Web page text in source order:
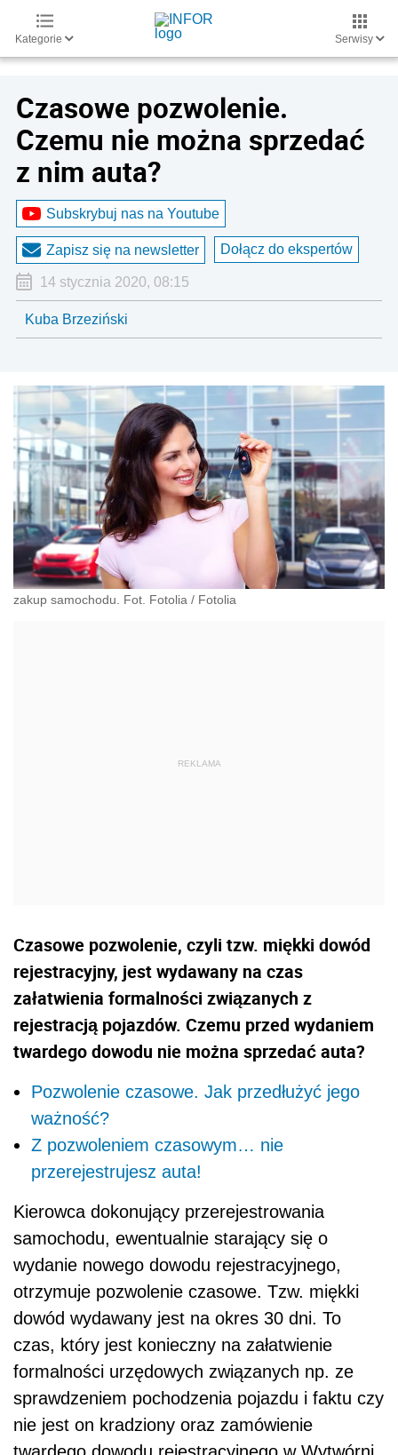
Kategorie Serwisy
Czasowe pozwolenie.
Czemu nie można sprzedać
z nim auta?
Subskrybuj nas na Youtube
Zapisz się na newsletter Dołącz do ekspertów
14 stycznia 2020, 08:15
Kuba Brzeziński
zakup samochodu. Fot. Fotolia / Fotolia
Czasowe pozwolenie, czyli tzw. miękki dowód
rejestracyjny, jest wydawany na czas
załatwienia formalności związanych z
rejestracją pojazdów. Czemu przed wydaniem
twardego dowodu nie można sprzedać auta?
Pozwolenie czasowe. Jak przedłużyć jego
ważność?
Z pozwoleniem czasowym… nie
przerejestrujesz auta!
Kierowca dokonujący przerejestrowania
samochodu, ewentualnie starający się o
wydanie nowego dowodu rejestracyjnego,
otrzymuje pozwolenie czasowe. Tzw. miękki
dowód wydawany jest na okres 30 dni. To
czas, który jest konieczny na załatwienie
formalności urzędowych związanych np. ze
sprawdzeniem pochodzenia pojazdu i faktu czy
nie jest on kradziony oraz zamówienie